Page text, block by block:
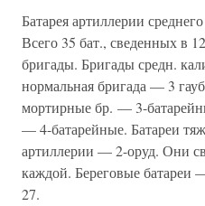
Батарея артиллерии
Всего 35 бат., сведенных в
бригады. Бригады средн.
нормальная бригада — 3
мортирные бр. — 3-
— 4-батарейные. Батареи
артиллерии — 2-оруд. Они
каждой. Береговые батареи
27.